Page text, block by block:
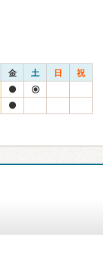
金 土 日 祝